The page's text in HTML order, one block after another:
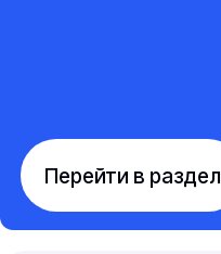
Перейти в раздел